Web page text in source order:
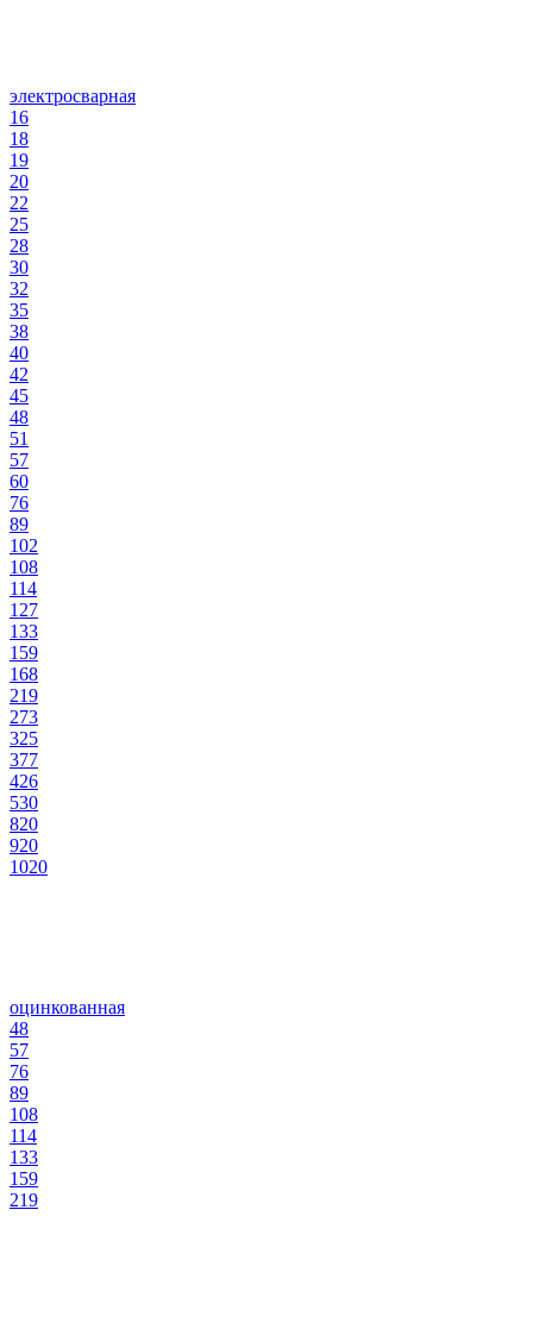
электросварная
16
18
19
20
22
25
28
30
32
35
38
40
42
45
48
51
57
60
76
89
102
108
114
127
133
159
168
219
273
325
377
426
530
820
920
1020
оцинкованная
48
57
76
89
108
114
133
159
219